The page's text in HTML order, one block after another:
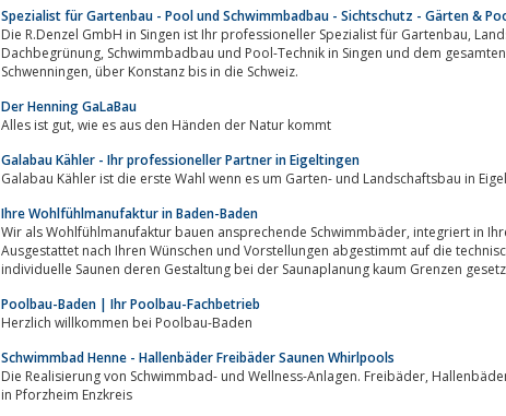
Spezialist für Gartenbau - Pool und Schwimmbadbau - Sichtschutz - Gärten &
Die R.Denzel GmbH in Singen ist Ihr professioneller Spezialist für Gartenbau, Landschaftsbau, Poolbau, Poolsanierung,
Dachbegrünung, Schwimmbadbau und Pool-Technik in Singen und dem gesamten Bodenseeraum von Villingen-
Schwenningen, über Konstanz bis in die Schweiz.
Der Henning GaLaBau
Alles ist gut, wie es aus den Händen der Natur kommt
Galabau Kähler - Ihr professioneller Partner in Eigeltingen
Galabau Kähler ist die erste Wahl wenn es um Garten- und Landschaftsbau in
Ihre Wohlfühlmanufaktur in Baden-Baden
Wir als Wohlfühlmanufaktur bauen ansprechende Schwimmbäder, integriert in Ihren Garten oder Ihre Schwimmhalle.
Ausgestattet nach Ihren Wünschen und Vorstellungen abgestimmt auf die
individuelle Saunen deren Gestaltung bei der Saunaplanung kaum Grenzen
Poolbau-Baden | Ihr Poolbau-Fachbetrieb
Herzlich willkommen bei Poolbau-Baden
Schwimmbad Henne - Hallenbäder Freibäder Saunen Whirlpools
Die Realisierung von Schwimmbad- und Wellness-Anlagen. Freibäder, Hallenbäder, Saunen, Whirlpools: Schwimmbad Henne
in Pforzheim Enzkreis